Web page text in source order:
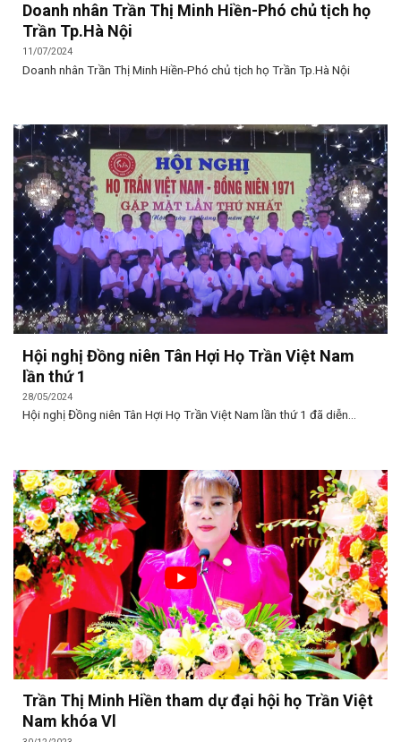
Doanh nhân Trần Thị Minh Hiền-Phó chủ tịch họ
Trần Tp.Hà Nội
11/07/2024
Doanh nhân Trần Thị Minh Hiền-Phó chủ tịch họ Trần Tp.Hà Nội
Hội nghị Đồng niên Tân Hợi Họ Trần Việt Nam
lần thứ 1
28/05/2024
Hội nghị Đồng niên Tân Hợi Họ Trần Việt Nam lần thứ 1 đã diễn...
Trần Thị Minh Hiền tham dự đại hội họ Trần Việt
Nam khóa Vl